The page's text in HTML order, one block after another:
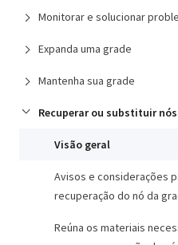
Monitorar e solucionar
Expanda uma grade
Mantenha sua grade
Recuperar ou substituir nós
Visão geral
Avisos e considerações
recuperação do nó da
Reúna os materiais